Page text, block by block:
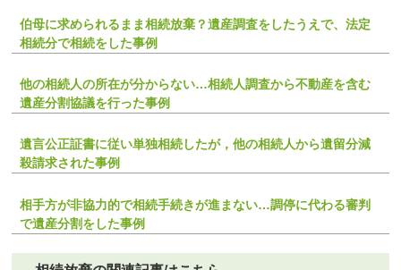
伯母に求められるまま相続放棄？遺産調査をしたうえで、法定
相続分で相続をした事例
他の相続人の所在が分からない…相続人調査から不動産を含む
遺産分割協議を行った事例
遺言公正証書に従い単独相続したが，他の相続人から遺留分減
殺請求された事例
相手方が非協力的で相続手続きが進まない…調停に代わる審判
で遺産分割をした事例